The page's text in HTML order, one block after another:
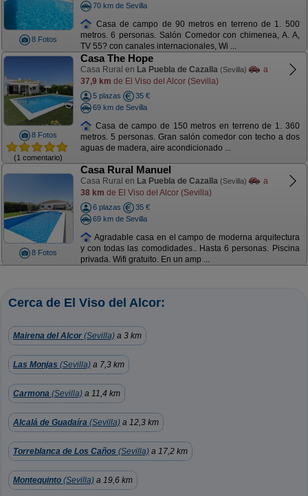
8 Fotos
70 km de Sevilla
Casa de campo de 90 metros en terreno de 1. 500
metros. 6 personas. Salón Comedor con chimenea, A. A,
TV 55? con canales internacionales, Wi ...
8 Fotos
(1 comentario)
Casa The Hope
Casa Rural en La Puebla de Cazalla (Sevilla)
a
37,9 km de El Viso del Alcor (Sevilla)
5 plazas
35 €
69 km de Sevilla
Casa de campo de 150 metros en terreno de 1. 360
metros. 5 personas. Gran salón comedor con techo a dos
aguas de madera, aire acondicionado ...
8 Fotos
Casa Rural Manuel
Casa Rural en La Puebla de Cazalla (Sevilla)
a
38 km de El Viso del Alcor (Sevilla)
6 plazas
35 €
69 km de Sevilla
Agradable casa en el campo de moderna arquitectura
y con todas las comodidades.. Hasta 6 personas. Piscina
privada. Wifi gratuito. En un amp ...
Cerca de El Viso del Alcor:
Mairena del Alcor (Sevilla) a 3 km
Las Monjas (Sevilla) a 7,3 km
Carmona (Sevilla) a 11,4 km
Alcalá de Guadaíra (Sevilla) a 12,3 km
Torreblanca de Los Caños (Sevilla) a 17,2 km
Montequinto (Sevilla) a 19,6 km